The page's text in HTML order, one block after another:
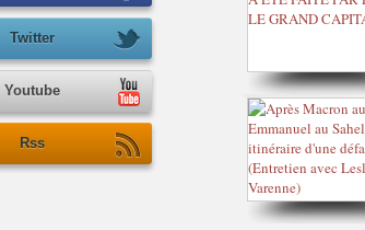
Twitter
Youtube
Rss